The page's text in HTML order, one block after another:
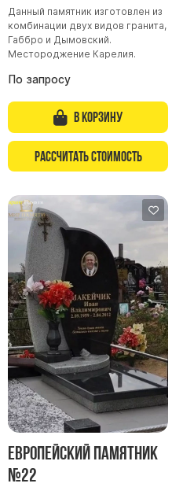
Данный памятник изготовлен из
комбинации двух видов гранита,
Габбро и Дымовский.
Местороджение Карелия.
По запросу
В корзину
Рассчитать стоимость
Европейский памятник
№22